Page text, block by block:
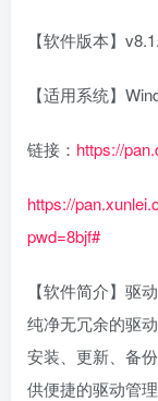
【软件版本】
【适用系统】
链接： https://
https://
pwd=8bjf#
【软件简介】‌驱
纯净无冗余的驱
安装、更新、备
供便捷的驱动管